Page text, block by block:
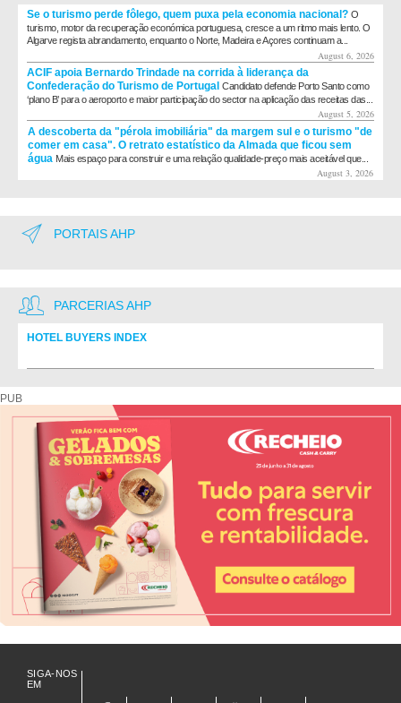
Se o turismo perde fôlego, quem puxa pela economia nacional? O
turismo, motor da recuperação económica portuguesa, cresce a um ritmo mais lento. O
Algarve regista abrandamento, enquanto o Norte, Madeira e Açores continuam a...
August 6, 2026
ACIF apoia Bernardo Trindade na corrida à liderança da
Confederação do Turismo de Portugal Candidato defende Porto Santo como
‘plano B’ para o aeroporto e maior participação do sector na aplicação das receitas das...
August 5, 2026
A descoberta da "pérola imobiliária" da margem sul e o turismo "de
comer em casa". O retrato estatístico da Almada que ficou sem
água Mais espaço para construir e uma relação qualidade-preço mais aceitável que...
August 3, 2026
PORTAIS AHP
PARCERIAS AHP
HOTEL BUYERS INDEX
PUB
SIGA-NOS
EM